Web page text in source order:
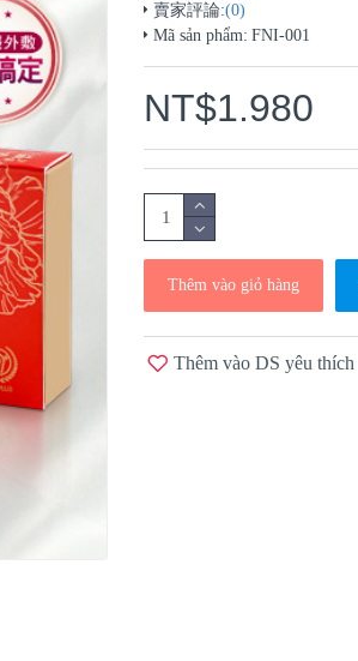
賣家評論:(0)
Mã sản phẩm: FNI-001
NT$1.980
Thêm vào giỏ hàng
Thêm vào DS yêu thích